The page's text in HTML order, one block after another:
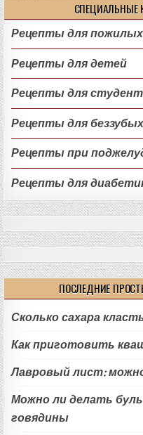
СПЕЦИАЛЬНЫЕ
Рецепты для пожилых
Рецепты для детей
Рецепты для
Рецепты для беззубых
Рецепты при
Рецепты для
ПОСЛЕДНИЕ
Сколько сахара
Как приготовить
Лавровый лист:
Можно ли делать
говядины